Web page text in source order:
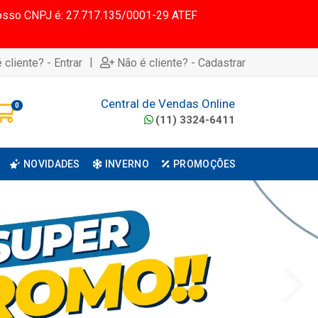
CNPJ é: 27.717.135/0001-29 ATEF
cliente? - Entrar | Não é cliente? - Cadastrar
0 Central de Vendas Online
(11) 3324-6411
NOVIDADES INVERNO PROMOÇÕES